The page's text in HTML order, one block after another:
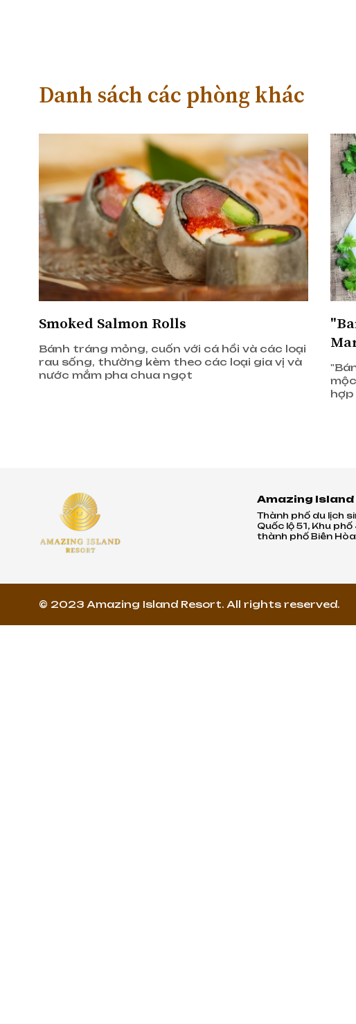
Danh sách các phòng khác
Smoked Salmon Rolls
Bánh tráng mỏng, cuốn với cá hồi và các loại
rau sống, thường kèm theo các loại gia vị và
nước mắm pha chua ngọt
hợp
Amazing
Thành phố du lịch
Quốc lộ 51, Khu
thành phố Biên
© 2023 Amazing Island Resort. All rights reserved.